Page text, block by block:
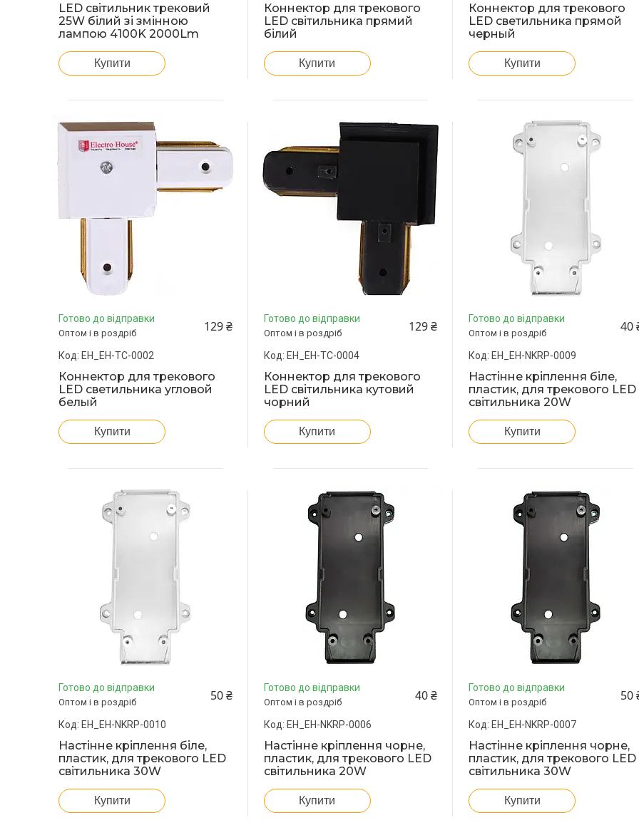
LED світильник трековий
25W білий зі змінною
лампою 4100K 2000Lm
Купити
Коннектор для трекового
LED світильника прямий
білий
Купити
Коннектор для трекового
LED светильника прямой
черный
Купити
Готово до відправки
Оптом і в роздріб 129 ₴
EH_EH-TC-0002
Коннектор для трекового
LED светильника угловой
белый
Купити
Готово до відправки
Оптом і в роздріб 129 ₴
EH_EH-TC-0004
Коннектор для трекового
LED світильника кутовий
чорний
Купити
Готово до відправки
Оптом і в роздріб 40
EH_EH-NKRP-0009
Настінне кріплення біле,
пластик, для трекового LED
світильника 20W
Купити
Готово до відправки
Оптом і в роздріб 50 ₴
EH_EH-NKRP-0010
Настінне кріплення біле,
пластик, для трекового LED
світильника 30W
Купити
Готово до відправки
Оптом і в роздріб 40 ₴
EH_EH-NKRP-0006
Настінне кріплення чорне,
пластик, для трекового LED
світильника 20W
Купити
Готово до відправки
Оптом і в роздріб 50
EH_EH-NKRP-0007
Настінне кріплення чорне,
пластик, для трекового LED
світильника 30W
Купити